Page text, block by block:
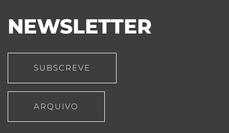
NEWSLETTER
SUBSCREVE
ARQUIVO